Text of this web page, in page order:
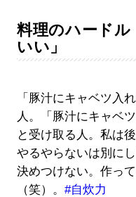
料理のハードル
いい」
「豚汁にキャベツ入
人。「豚汁にキャベ
と受け取る人。私は
やるやらないは別に
決めつけない。作っ
（笑）。 #自炊力